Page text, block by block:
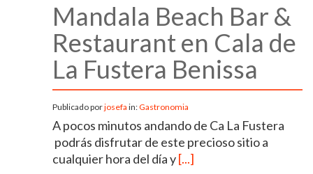
Mandala Beach Bar &
Restaurant en Cala de
La Fustera Benissa
Publicado porjosefa in:Gastronomia
A pocos minutos andando de Ca La Fustera
podrás disfrutar de este precioso sitio a
cualquier hora del día y[...]